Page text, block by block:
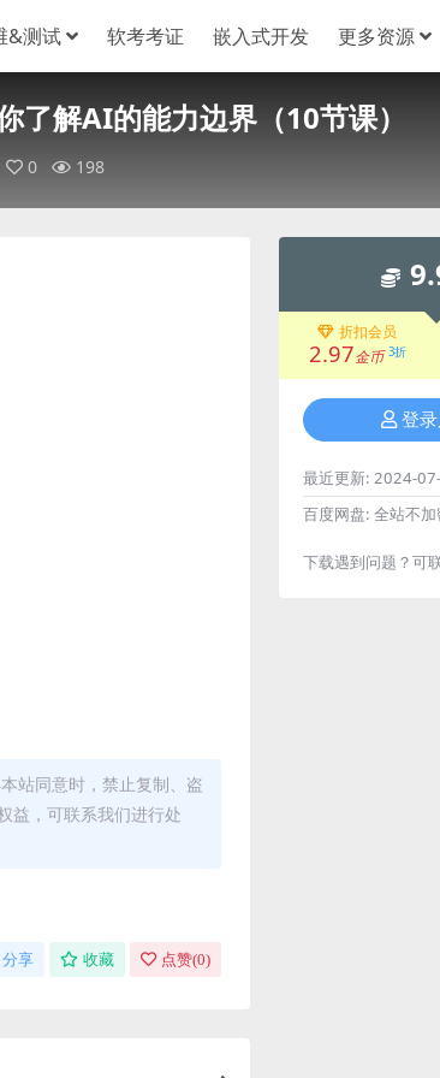
&测试 软考考证 嵌入式开发 更多资源
了解AI的能力边界（10节课）
0 198
站同意时，禁止复制、盗
益，可联系我们进行处
分享 收藏 点赞(0)
折扣会员
2.97金币 3折
登
最近更新: 2024-
百度网盘: 全站不加
下载遇到问题？可